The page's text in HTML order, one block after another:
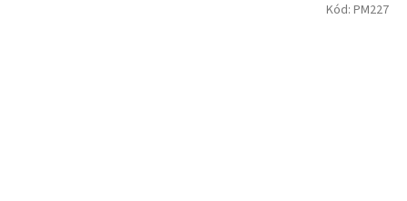
Kód: PM227